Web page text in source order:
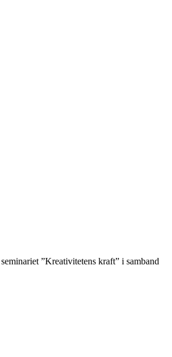
”Kreativitetens kraft” i samband